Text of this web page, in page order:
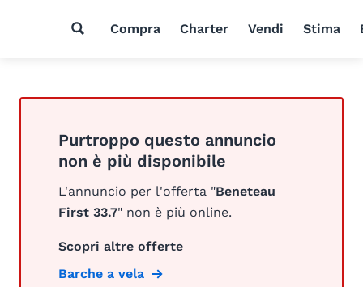
Compra Charter Vendi Stima
Purtroppo questo annuncio
non è più disponibile
L'annuncio per l'offerta "Beneteau
First 33.7" non è più online.
Scopri altre offerte
Barche a vela